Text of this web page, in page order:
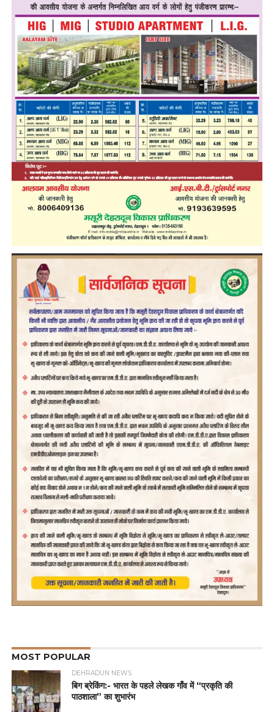
MOST POPULAR
DEHRADUN NEWS
बिग ब्रेकिंग:- भारत के पहले लेखक गाँव में “प्रकृति की
पाठशाला” का शुभारंभ